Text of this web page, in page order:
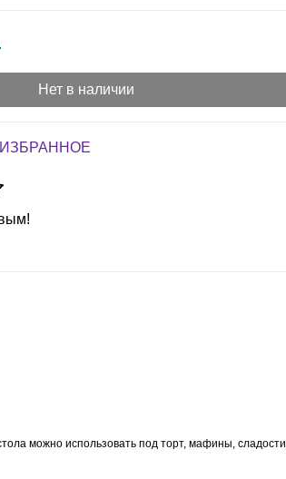
Нет в наличии
можно использовать под торт, мафины, сладости